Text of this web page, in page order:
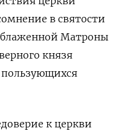
в святости
блаженной Матроны
князя
к церкви